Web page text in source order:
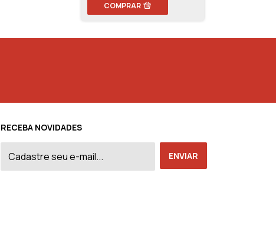
COMPRAR
RECEBA NOVIDADES